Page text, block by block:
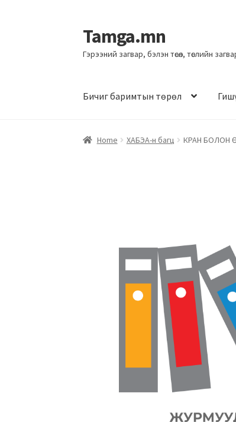
Tamga.mn
Гэрээний загвар, бэлэн төсөл, төслийн
Бичиг баримтын төрөл
Home ХАБЭА-н багц КРАН БОЛОН